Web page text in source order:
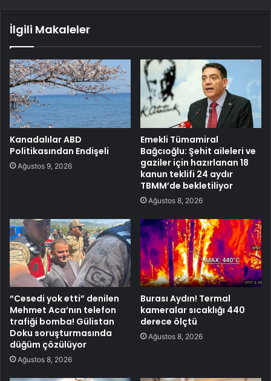
İlgili Makaleler
Kanadalılar ABD
Politikasından Endişeli
Ağustos 9, 2026
Emekli Tümamiral
Bağcıoğlu: Şehit aileleri ve
gaziler için hazırlanan 18
kanun teklifi 24 aydır
TBMM’de bekletiliyor
Ağustos 8, 2026
“Cesedi yok etti” denilen
Mehmet Aca’nın telefon
trafiği bomba! Gülistan
Doku soruşturmasında
düğüm çözülüyor
Ağustos 8, 2026
Burası Aydın! Termal
kameralar sıcaklığı 440
derece ölçtü
Ağustos 8, 2026